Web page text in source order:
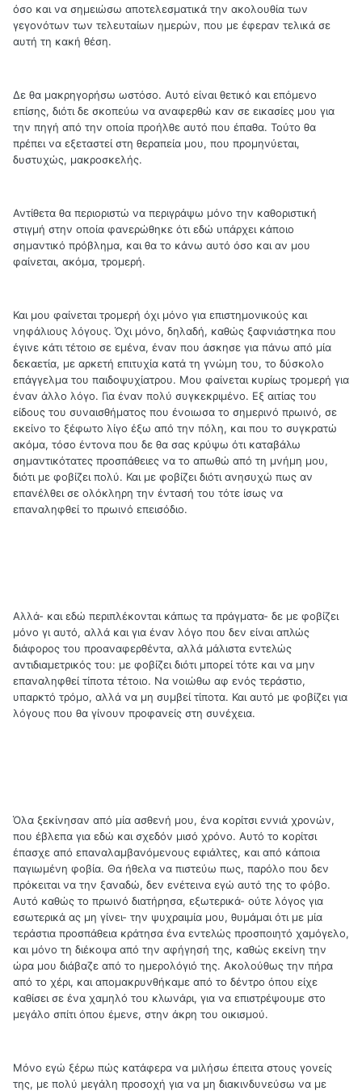
όσο και να σημειώσω αποτελεσματικά την ακολουθία των
γεγονότων των τελευταίων ημερών, που με έφεραν τελικά σε
αυτή τη κακή θέση.
Δε θα μακρηγορήσω ωστόσο. Αυτό είναι θετικό και επόμενο
επίσης, διότι δε σκοπεύω να αναφερθώ καν σε εικασίες μου για
την πηγή από την οποία προήλθε αυτό που έπαθα. Τούτο θα
πρέπει να εξεταστεί στη θεραπεία μου, που προμηνύεται,
δυστυχώς, μακροσκελής.
Αντίθετα θα περιοριστώ να περιγράψω μόνο την καθοριστική
στιγμή στην οποία φανερώθηκε ότι εδώ υπάρχει κάποιο
σημαντικό πρόβλημα, και θα το κάνω αυτό όσο και αν μου
φαίνεται, ακόμα, τρομερή.
Και μου φαίνεται τρομερή όχι μόνο για επιστημονικούς και
νηφάλιους λόγους. Όχι μόνο, δηλαδή, καθώς ξαφνιάστηκα που
έγινε κάτι τέτοιο σε εμένα, έναν που άσκησε για πάνω από μία
δεκαετία, με αρκετή επιτυχία κατά τη γνώμη του, το δύσκολο
επάγγελμα του παιδοψυχίατρου. Μου φαίνεται κυρίως τρομερή για
έναν άλλο λόγο. Για έναν πολύ συγκεκριμένο. Εξ αιτίας του
είδους του συναισθήματος που ένοιωσα το σημερινό πρωινό, σε
εκείνο το ξέφωτο λίγο έξω από την πόλη, και που το συγκρατώ
ακόμα, τόσο έντονα που δε θα σας κρύψω ότι καταβάλω
σημαντικότατες προσπάθειες να το απωθώ από τη μνήμη μου,
διότι με φοβίζει πολύ. Και με φοβίζει διότι ανησυχώ πως αν
επανέλθει σε ολόκληρη την έντασή του τότε ίσως να
επαναληφθεί το πρωινό επεισόδιο.
Αλλά- και εδώ περιπλέκονται κάπως τα πράγματα- δε με φοβίζει
μόνο γι αυτό, αλλά και για έναν λόγο που δεν είναι απλώς
διάφορος του προαναφερθέντα, αλλά μάλιστα εντελώς
αντιδιαμετρικός του: με φοβίζει διότι μπορεί τότε και να μην
επαναληφθεί τίποτα τέτοιο. Να νοιώθω αφ ενός τεράστιο,
υπαρκτό τρόμο, αλλά να μη συμβεί τίποτα. Και αυτό με φοβίζει για
λόγους που θα γίνουν προφανείς στη συνέχεια.
Όλα ξεκίνησαν από μία ασθενή μου, ένα κορίτσι εννιά χρονών,
που έβλεπα για εδώ και σχεδόν μισό χρόνο. Αυτό το κορίτσι
έπασχε από επαναλαμβανόμενους εφιάλτες, και από κάποια
παγιωμένη φοβία. Θα ήθελα να πιστεύω πως, παρόλο που δεν
πρόκειται να την ξαναδώ, δεν ενέτεινα εγώ αυτό της το φόβο.
Αυτό καθώς το πρωινό διατήρησα, εξωτερικά- ούτε λόγος για
εσωτερικά ας μη γίνει- την ψυχραιμία μου, θυμάμαι ότι με μία
τεράστια προσπάθεια κράτησα ένα εντελώς προσποιητό χαμόγελο,
και μόνο τη διέκοψα από την αφήγησή της, καθώς εκείνη την
ώρα μου διάβαζε από το ημερολόγιό της. Ακολούθως την πήρα
από το χέρι, και απομακρυνθήκαμε από το δέντρο όπου είχε
καθίσει σε ένα χαμηλό του κλωνάρι, για να επιστρέψουμε στο
μεγάλο σπίτι όπου έμενε, στην άκρη του οικισμού.
Μόνο εγώ ξέρω πώς κατάφερα να μιλήσω έπειτα στους γονείς
της, με πολύ μεγάλη προσοχή για να μη διακινδυνεύσω να με